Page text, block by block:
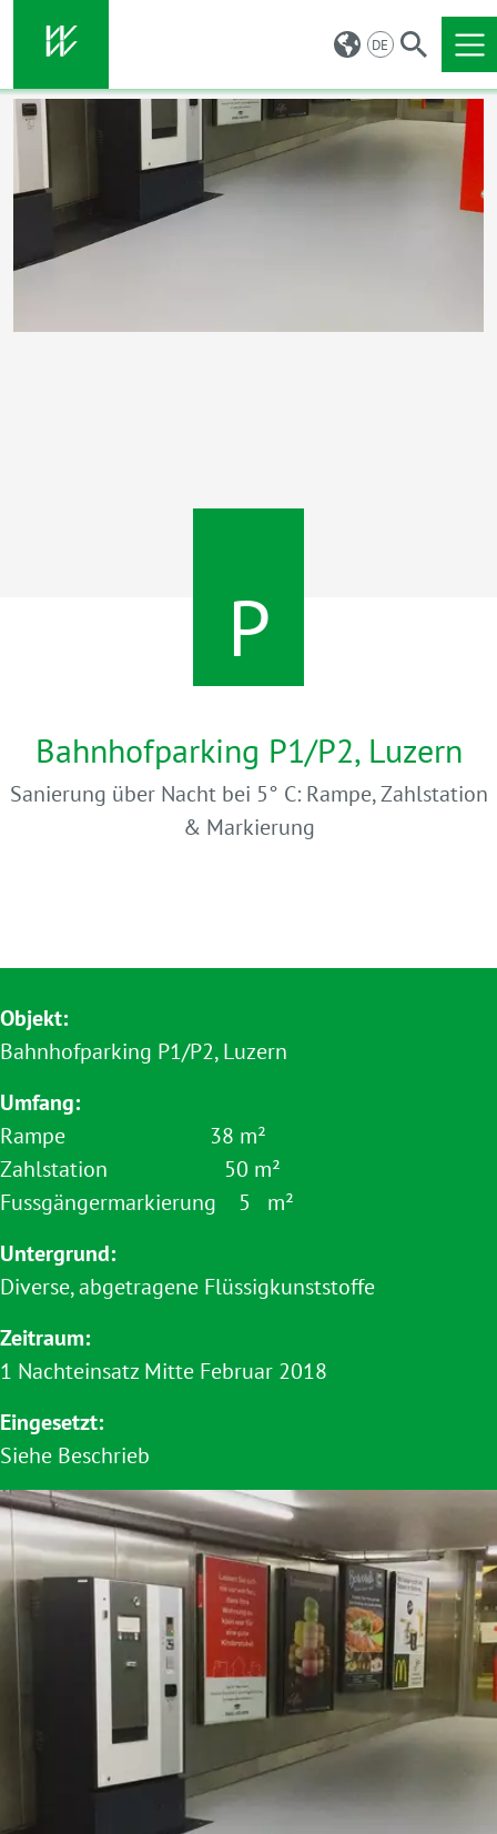
Direkt zu den Inhalten springen
DE
P
Bahnhofparking P1/P2, Luzern
Sanierung über Nacht bei 5° C: Rampe, Zahlstation
& Markierung
Objekt:
Bahnhofparking P1/P2, Luzern
Umfang:
Rampe 38 m²
Zahlstation 50 m²
Fussgängermarkierung 5 m²
Untergrund:
Diverse, abgetragene Flüssigkunststoffe
Zeitraum:
1 Nachteinsatz Mitte Februar 2018
Eingesetzt:
Siehe Beschrieb